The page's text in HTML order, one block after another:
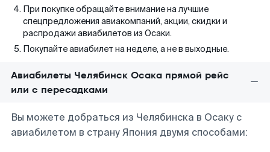
При покупке обращайте внимание на лучшие
спецпредложения авиакомпаний, акции, скидки и
распродажи авиабилетов из Осаки.
Покупайте авиабилет на неделе, а не в выходные.
Авиабилеты Челябинск Осака прямой рейс
или с пересадками
Вы можете добраться из Челябинска в Осаку с
авиабилетом в страну Япония двумя способами: